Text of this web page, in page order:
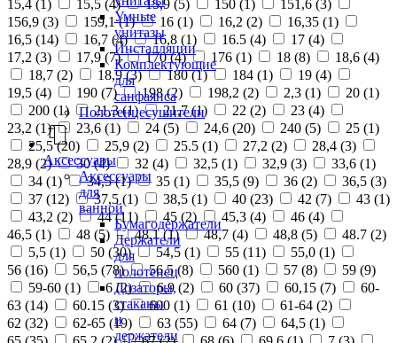
Умные
унитазы
Инсталляции
Комплектующие
для
санфаянса
Полотенцесушители
Аксессуары
Аксессуары
для
ванной
Бумагодержатели
Держатели
для
полотенец
Дозаторы,
стаканы
и
держатели
15,4 (1 ) 15,5 (4) 15,9 (5) 150 (1 ) 151,6 (3)
156,9 (3) 159,1 (1) 16 (1) 16,2 (2) 16,35 (1)
16,5 (14) 16,7 (4) 16,8 (1) 16.5 (4) 17 (4)
17,2 (3) 17,9 (7) 170 (4) 176 (1) 18 (8) 18,6 (4)
18,7 (2) 18,9 (3) 180 (1) 184 (1) 19 (4)
19,5 (4) 190 (7) 198 (2) 198,2 (2) 2,3 (1) 20 (1)
200 (1) 21,3 (1) 21,7 (1) 22 (2) 23 (4)
23,2 (1) 23,6 (1) 24 (5) 24,6 (20) 240 (5) 25 (1)
25,5 (20) 25,9 (2) 25.5 (1) 27,2 (2) 28,4 (3)
28,9 (2) 30 (4) 32 (4) 32,5 (1) 32,9 (3) 33,6 (1)
34 (1) 34,5 (1) 35 (1) 35,5 (9) 36 (2) 36,5 (3)
37 (12) 37,5 (1) 38,5 (1) 40 (23) 42 (7) 43 (1)
43,2 (2) 44 (11) 45 (2) 45,3 (4) 46 (4)
46,5 (1) 48 (5) 48,1 (1) 48,7 (4) 48,8 (5) 48.7 (2)
5,5 (1) 50 (30) 54,5 (1) 55 (11) 55,0 (1)
56 (16) 56,5 (78) 56.5 (8) 560 (1) 57 (8) 59 (9)
59-60 (1) 6 (2) 6,9 (2) 60 (37) 60,15 (7)
60-
63 (14) 60.15 (3) 600 (1) 61 (10) 61-64 (2)
62 (32) 62-65 (19) 63 (55) 64 (7) 64,5 (1)